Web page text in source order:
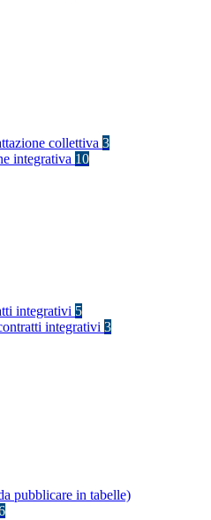
collettiva 3
integrativa 10
integrativi 5
integrativi 3
pubblicare in tabelle)